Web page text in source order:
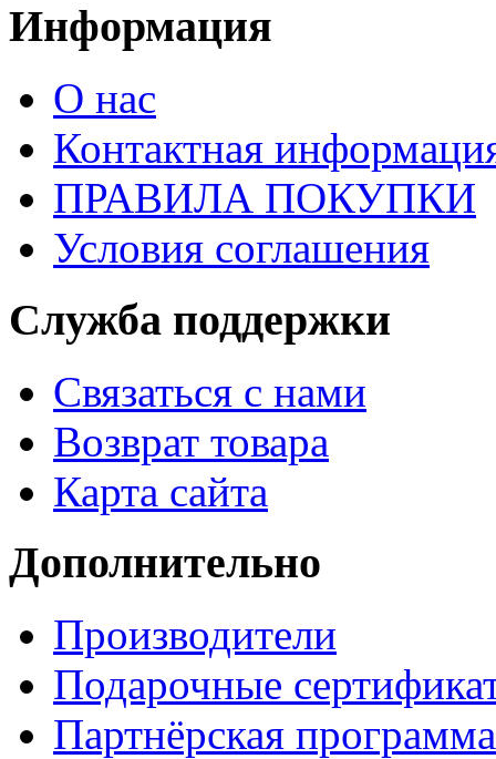
Информация
О нас
Контактная
ПРАВИЛА ПОКУПКИ
Условия соглашения
Служба поддержки
Связаться с нами
Возврат товара
Карта сайта
Дополнительно
Производители
Подарочные
Партнёрская программа